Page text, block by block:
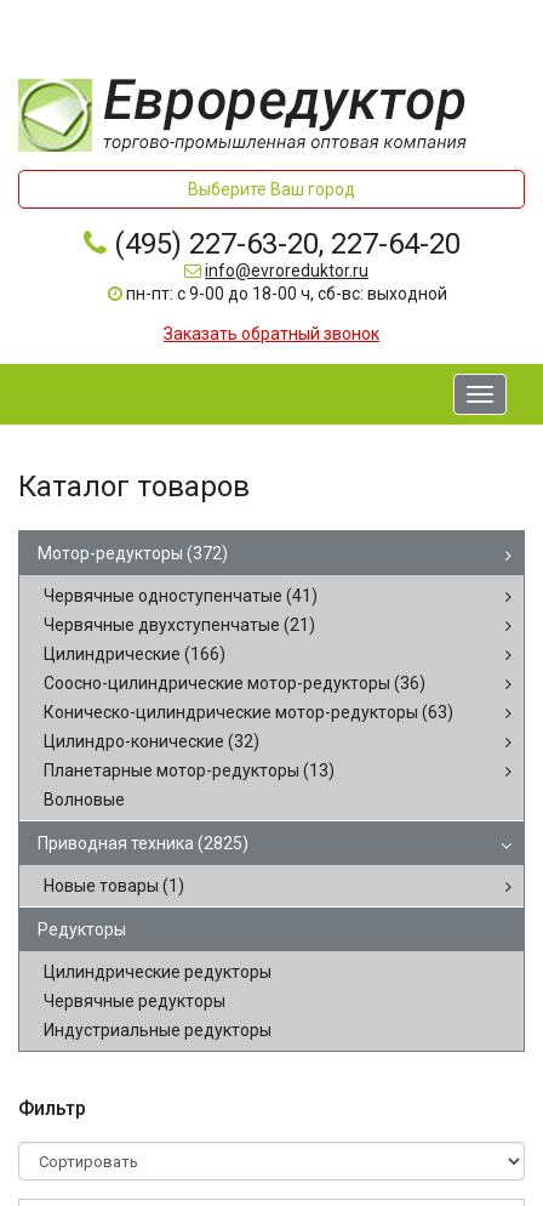
Выберите Ваш город
(495) 227-63-20, 227-64-20
info@evroreduktor.ru
пн-пт: с 9-00 до 18-00 ч, сб-вс: выходной
Заказать обратный звонок
Toggle
Каталог товаров
Мотор-редукторы (372)
Червячные одноступенчатые (41)
Червячные двухступенчатые (21)
Цилиндрические (166)
Соосно-цилиндрические мотор-редукторы (36)
Коническо-цилиндрические мотор-редукторы (63)
Цилиндро-конические (32)
Планетарные мотор-редукторы (13)
Волновые
Приводная техника (2825)
Новые товары (1)
Редукторы
Цилиндрические редукторы
Червячные редукторы
Индустриальные редукторы
Фильтр